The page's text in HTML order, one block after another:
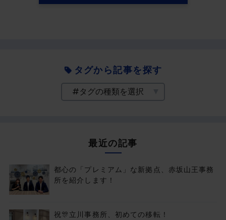
タグから記事を探す
最近の記事
都心の「プレミアム」な新拠点、赤坂山王事務
所を紹介します！
祝🎊立川事務所、初めての移転！